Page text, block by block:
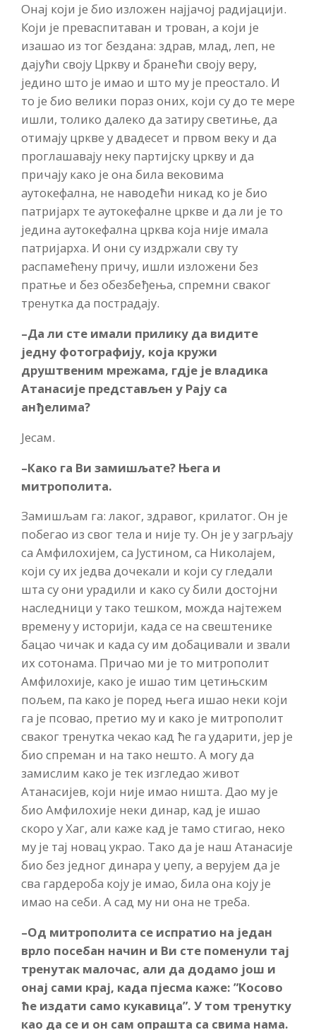
Онај који је био изложен најјачој радијацији.
Који је преваспитаван и трован, а који је
изашао из тог бездана: здрав, млад, леп, не
дајући своју Цркву и бранећи своју веру,
једино што је имао и што му је преостало. И
то је био велики пораз оних, који су до те мере
ишли, толико далеко да затиру светиње, да
отимају цркве у двадесет и првом веку и да
проглашавају неку партијску цркву и да
причају како је она била вековима
аутокефална, не наводећи никад ко је био
патријарх те аутокефалне цркве и да ли је то
једина аутокефална црква која није имала
патријарха. И они су издржали сву ту
распамећену причу, ишли изложени без
пратње и без обезбеђења, спремни сваког
тренутка да пострадају.
–Да ли сте имали прилику да видите
једну фотографију, која кружи
друштвеним мрежама, гдје је владика
Атанасије представљен у Рају са
анђелима?
Јесам.
–Како га Ви замишљате? Њега и
митрополита.
Замишљам га: лаког, здравог, крилатог. Он је
побегао из свог тела и није ту. Он је у загрљају
са Амфилохијем, са Јустином, са Николајем,
који су их једва дочекали и који су гледали
шта су они урадили и како су били достојни
наследници у тако тешком, можда најтежем
времену у историји, када се на свештенике
бацао чичак и када су им добацивали и звали
их сотонама. Причао ми је то митрополит
Амфилохије, како је ишао тим цетињским
пољем, па како је поред њега ишао неки који
га је псовао, претио му и како је митрополит
сваког тренутка чекао кад ће га ударити, јер је
био спреман и на тако нешто. А могу да
замислим како је тек изгледао живот
Атанасијев, који није имао ништа. Дао му је
био Амфилохије неки динар, кад је ишао
скоро у Хаг, али каже кад је тамо стигао, неко
му је тај новац украо. Тако да је наш Атанасије
био без једног динара у џепу, а верујем да је
сва гардероба коју је имао, била она коју је
имао на себи. А сад му ни она не треба.
–Од митрополита се испратио на један
врло посебан начин и Ви сте поменули тај
тренутак малочас, али да додамо још и
онај сами крај, када пјесма каже: ”Косово
ће издати само кукавица”. У том тренутку
као да се и он сам опрашта са свима нама.